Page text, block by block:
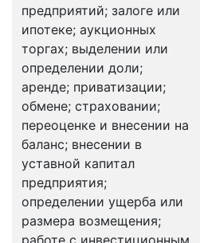
предприятий; залоге или
ипотеке; аукционных
торгах; выделении или
определении доли;
аренде; приватизации;
обмене; страховании;
переоценке и внесении на
баланс; внесении в
уставной капитал
предприятия;
определении ущерба или
размера возмещения;
работе с инвестиционным